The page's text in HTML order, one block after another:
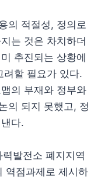
의 적절성, 정의로
는 것은 차치하더
추진되는 상황에
려할 필요가 있다.
의 부재와 정부와
의 되지 못했고, 정
다.
발전소 폐지지역
역점과제로 제시하